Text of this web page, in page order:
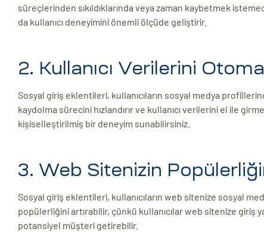
süreçlerinden sıkıldıklarında veya zaman kaybetmek
da kullanıcı deneyimini önemli ölçüde geliştirir.
2. Kullanıcı Verilerini
Sosyal giriş eklentileri, kullanıcıların sosyal medya
kaydolma sürecini hızlandırır ve kullanıcı verilerini el ile
kişiselleştirilmiş bir deneyim sunabilirsiniz.
3. Web Sitenizin
Sosyal giriş eklentileri, kullanıcıların web sitenize sosyal
popülerliğini artırabilir, çünkü kullanıcılar web sitenize giriş
potansiyel müşteri getirebilir.